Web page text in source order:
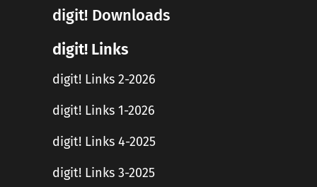
digit! Downloads
digit! Links
digit! Links 2-2026
digit! Links 1-2026
digit! Links 4-2025
digit! Links 3-2025